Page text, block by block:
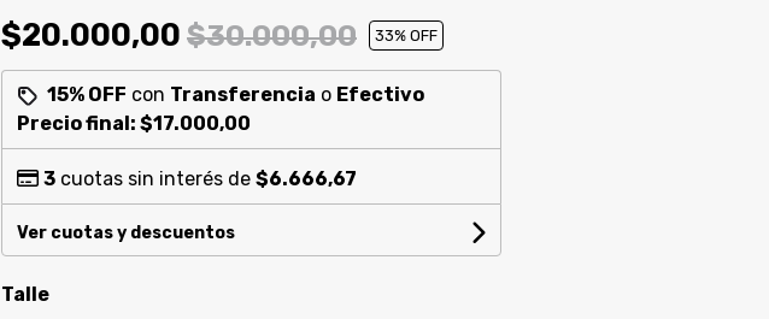
$20.000,00 $30.000,00 33% OFF
15% OFF con Transferencia o Efectivo
Precio final: $17.000,00
3cuotas sin interés de $6.666,67
Ver cuotas y descuentos
Talle